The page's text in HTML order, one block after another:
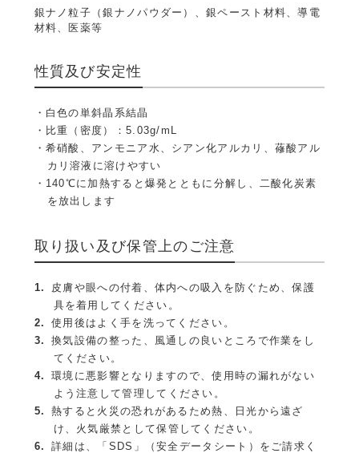
銀ナノ粒子（銀ナノパウダー）、銀ペースト材料、導電
材料、医薬等
性質及び安定性
白色の単斜晶系結晶
比重（密度）：5.03g/mL
希硝酸、アンモニア水、シアン化アルカリ、蓚酸アル
カリ溶液に溶けやすい
140℃に加熱すると爆発とともに分解し、二酸化炭素
を放出します
取り扱い及び保管上のご注意
皮膚や眼への付着、体内への吸入を防ぐため、保護
具を着用してください。
使用後はよく手を洗ってください。
換気設備の整った、風通しの良いところで作業をし
てください。
環境に悪影響となりますので、使用時の漏れがない
よう注意して管理してください。
熱すると火災の恐れがあるため熱、日光から遠ざ
け、火気厳禁として保管してください。
詳細は、「SDS」（安全データシート）をご請求く